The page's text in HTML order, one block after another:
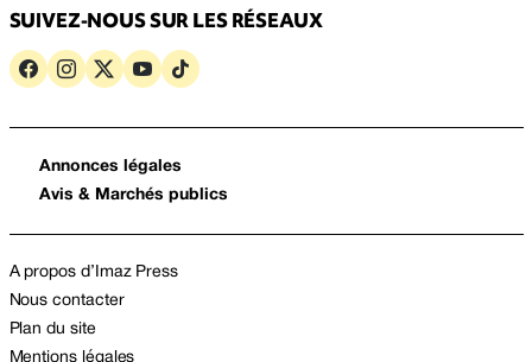
SUIVEZ-NOUS SUR LES RÉSEAUX
Annonces légales
Avis & Marchés publics
A propos d’Imaz Press
Nous contacter
Plan du site
Mentions légales